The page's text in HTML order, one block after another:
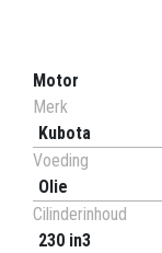
Motor
Merk
Kubota
Voeding
Olie
Cilinderinhoud
230 in3